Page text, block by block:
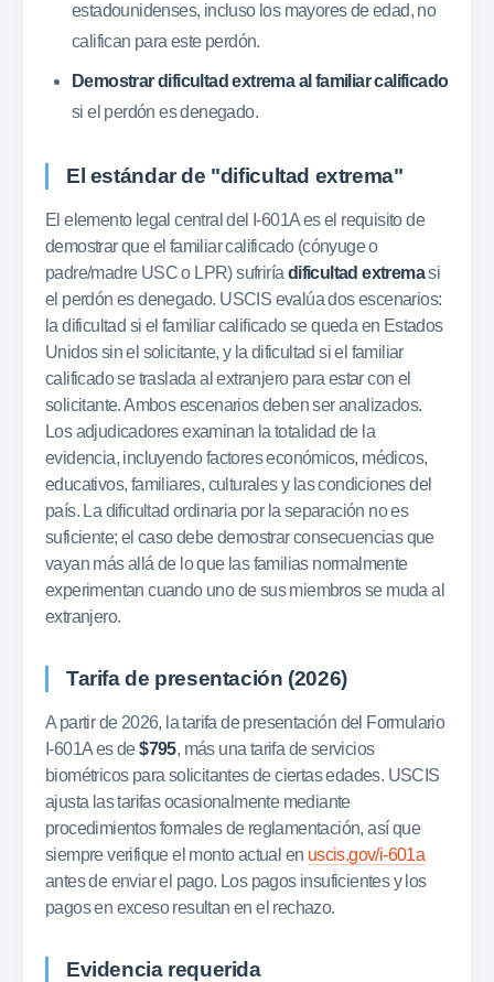
estadounidenses, incluso los mayores de edad, no
califican para este perdón.
Demostrar dificultad extrema al familiar calificado
si el perdón es denegado.
El estándar de "dificultad extrema"
El elemento legal central del I-601A es el requisito de
demostrar que el familiar calificado (cónyuge o
padre/madre USC o LPR) sufriría dificultad extremasi
el perdón es denegado. USCIS evalúa dos escenarios:
la dificultad si el familiar calificado se queda en Estados
Unidos sin el solicitante, y la dificultad si el familiar
calificado se traslada al extranjero para estar con el
solicitante. Ambos escenarios deben ser analizados.
Los adjudicadores examinan la totalidad de la
evidencia, incluyendo factores económicos, médicos,
educativos, familiares, culturales y las condiciones del
país. La dificultad ordinaria por la separación no es
suficiente; el caso debe demostrar consecuencias que
vayan más allá de lo que las familias normalmente
experimentan cuando uno de sus miembros se muda al
extranjero.
Tarifa de presentación (2026)
A partir de 2026, la tarifa de presentación del Formulario
I-601A es de$795, más una tarifa de servicios
biométricos para solicitantes de ciertas edades. USCIS
ajusta las tarifas ocasionalmente mediante
procedimientos formales de reglamentación, así que
siempre verifique el monto actual en uscis.gov/i-601a
antes de enviar el pago. Los pagos insuficientes y los
pagos en exceso resultan en el rechazo.
Evidencia requerida